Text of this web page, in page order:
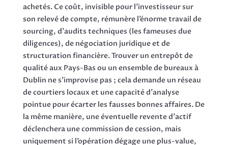
achetés. Ce coût, invisible pour l’investisseur sur
son relevé de compte, rémunère l’énorme travail de
sourcing, d’audits techniques (les fameuses due
diligences), de négociation juridique et de
structuration financière. Trouver un entrepôt de
qualité aux Pays-Bas ou un ensemble de bureaux à
Dublin ne s’improvise pas ; cela demande un réseau
de courtiers locaux et une capacité d’analyse
pointue pour écarter les fausses bonnes affaires. De
la même manière, une éventuelle revente d’actif
déclenchera une commission de cession, mais
uniquement si l’opération dégage une plus-value,